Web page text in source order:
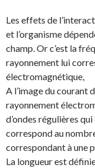
Les effets de
et l’organisme
champ. Or c’est la
rayonnement lui
électromagnétique,
A l’image du courant
rayonnement
d’ondes régulières
correspond au
correspondant à une
La longueur est